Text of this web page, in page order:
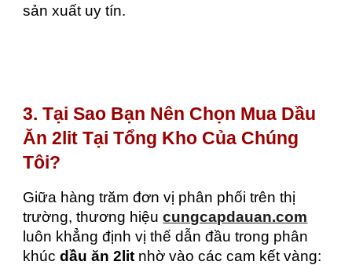
sản xuất uy tín.
3. Tại Sao Bạn Nên Chọn Mua Dầu
Ăn 2lit Tại Tổng Kho Của Chúng
Tôi?
Giữa hàng trăm đơn vị phân phối trên thị
trường, thương hiệu cungcapdauan.com
luôn khẳng định vị thế dẫn đầu trong phân
khúcdầu ăn 2lit nhờ vào các cam kết vàng: